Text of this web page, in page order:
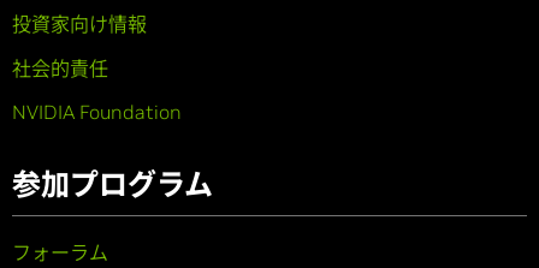
投資家向け情報
社会的責任
NVIDIA Foundation
参加プログラム
フォーラム